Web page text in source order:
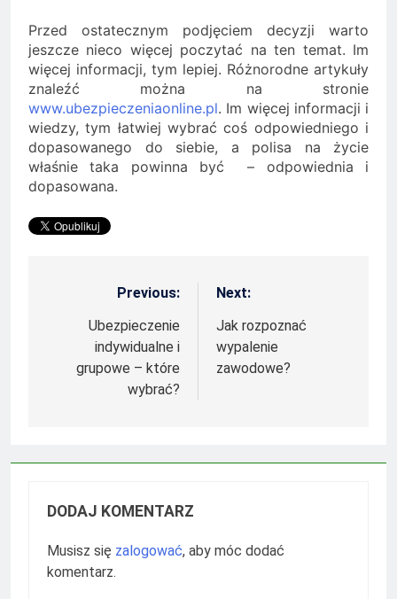
Przed ostatecznym podjęciem decyzji warto
jeszcze nieco więcej poczytać na ten temat. Im
więcej informacji, tym lepiej. Różnorodne artykuły
znaleźć można na stronie
www.ubezpieczeniaonline.pl. Im więcej informacji i
wiedzy, tym łatwiej wybrać coś odpowiedniego i
dopasowanego do siebie, a polisa na życie
właśnie taka powinna być – odpowiednia i
dopasowana.
Nawigacja
wpisu
Previous:
Ubezpieczenie
indywidualne i
grupowe – które
wybrać?
Next:
Jak rozpoznać
wypalenie
zawodowe?
DODAJ KOMENTARZ
Musisz się zalogować, aby móc dodać
komentarz.